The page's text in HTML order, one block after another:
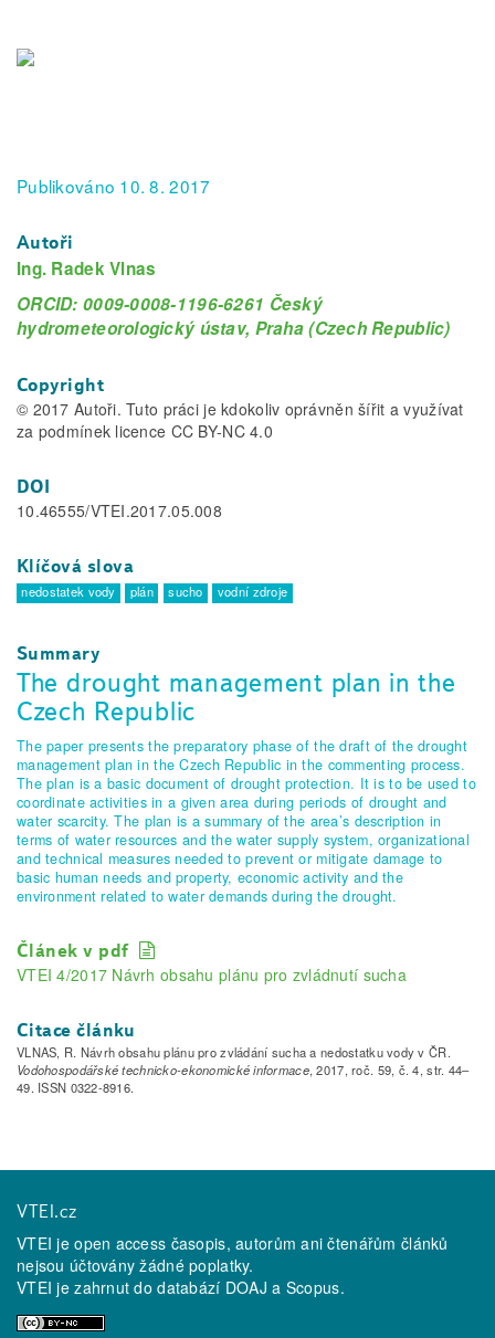
Publikováno 10. 8. 2017
Autoři
Ing. Radek Vlnas
ORCID: 0009-0008-1196-6261 Český
hydrometeorologický ústav, Praha (Czech Republic)
Copyright
© 2017 Autoři. Tuto práci je kdokoliv oprávněn šířit a využívat
za podmínek licence CC BY-NC 4.0
DOI
10.46555/VTEI.2017.05.008
Klíčová slova
nedostatek vody plán sucho vodní zdroje
Summary
The drought management plan in the
Czech Republic
The paper presents the preparatory phase of the draft of the drought
management plan in the Czech Republic in the commenting process.
The plan is a basic document of drought protection. It is to be used to
coordinate activities in a given area during periods of drought and
water scarcity. The plan is a summary of the area’s description in
terms of water resources and the water supply system, organizational
and technical measures needed to prevent or mitigate damage to
basic human needs and property, economic activity and the
environment related to water demands during the drought.
Článek v pdf
VTEI 4/2017 Návrh obsahu plánu pro zvládnutí sucha
Citace článku
VLNAS, R. Návrh obsahu plánu pro zvládání sucha a nedostatku vody v ČR.
Vodohospodářské technicko-ekonomické informace, 2017, roč. 59, č. 4, str. 44–
49. ISSN 0322-8916.
VTEI.cz
VTEI je open access časopis, autorům ani čtenářům článků
nejsou účtovány žádné poplatky.
VTEI je zahrnut do databází DOAJ a Scopus.